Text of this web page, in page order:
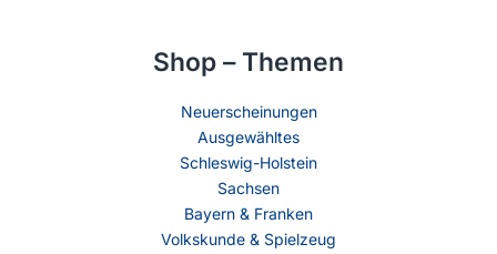
Shop – Themen
Neuerscheinungen
Ausgewähltes
Schleswig-Holstein
Sachsen
Bayern & Franken
Volkskunde & Spielzeug